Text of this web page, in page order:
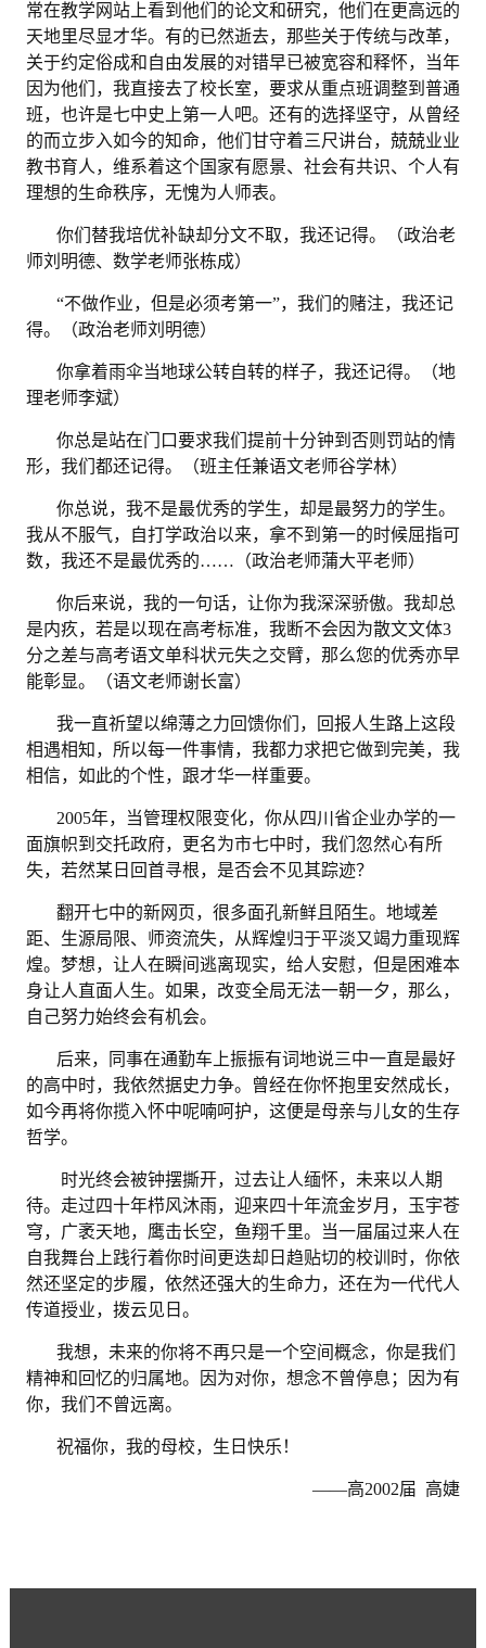
常在教学网站上看到他们的论文和研究，他们在更高远的
天地里尽显才华。有的已然逝去，那些关于传统与改革，
关于约定俗成和自由发展的对错早已被宽容和释怀，当年
因为他们，我直接去了校长室，要求从重点班调整到普通
班，也许是七中史上第一人吧。还有的选择坚守，从曾经
的而立步入如今的知命，他们甘守着三尺讲台，兢兢业业
教书育人，维系着这个国家有愿景、社会有共识、个人有
理想的生命秩序，无愧为人师表。
你们替我培优补缺却分文不取，我还记得。（政治老
师刘明德、数学老师张栋成）
“不做作业，但是必须考第一”，我们的赌注，我还记
得。（政治老师刘明德）
你拿着雨伞当地球公转自转的样子，我还记得。（地
理老师李斌）
你总是站在门口要求我们提前十分钟到否则罚站的情
形，我们都还记得。（班主任兼语文老师谷学林）
你总说，我不是最优秀的学生，却是最努力的学生。
我从不服气，自打学政治以来，拿不到第一的时候屈指可
数，我还不是最优秀的……（政治老师蒲大平老师）
你后来说，我的一句话，让你为我深深骄傲。我却总
是内疚，若是以现在高考标准，我断不会因为散文文体3
分之差与高考语文单科状元失之交臂，那么您的优秀亦早
能彰显。（语文老师谢长富）
我一直祈望以绵薄之力回馈你们，回报人生路上这段
相遇相知，所以每一件事情，我都力求把它做到完美，我
相信，如此的个性，跟才华一样重要。
2005年，当管理权限变化，你从四川省企业办学的一
面旗帜到交托政府，更名为市七中时，我们忽然心有所
失，若然某日回首寻根，是否会不见其踪迹？
翻开七中的新网页，很多面孔新鲜且陌生。地域差
距、生源局限、师资流失，从辉煌归于平淡又竭力重现辉
煌。梦想，让人在瞬间逃离现实，给人安慰，但是困难本
身让人直面人生。如果，改变全局无法一朝一夕，那么，
自己努力始终会有机会。
后来，同事在通勤车上振振有词地说三中一直是最好
的高中时，我依然据史力争。曾经在你怀抱里安然成长，
如今再将你揽入怀中呢喃呵护，这便是母亲与儿女的生存
哲学。
时光终会被钟摆撕开，过去让人缅怀，未来以人期
待。走过四十年栉风沐雨，迎来四十年流金岁月，玉宇苍
穹，广袤天地，鹰击长空，鱼翔千里。当一届届过来人在
自我舞台上践行着你时间更迭却日趋贴切的校训时，你依
然还坚定的步履，依然还强大的生命力，还在为一代代人
传道授业，拨云见日。
我想，未来的你将不再只是一个空间概念，你是我们
精神和回忆的归属地。因为对你，想念不曾停息；因为有
你，我们不曾远离。
祝福你，我的母校，生日快乐！
——高2002届 高婕